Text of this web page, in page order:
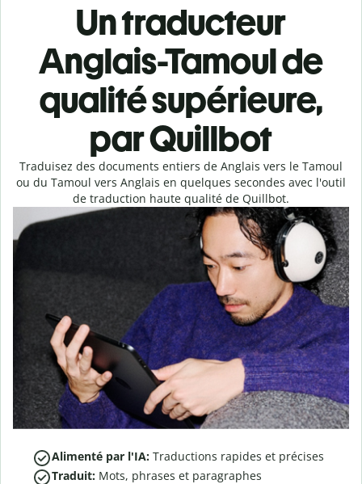
Un traducteur
Anglais-Tamoul de
qualité supérieure,
par Quillbot
Traduisez des documents entiers de Anglais vers le Tamoul
ou du Tamoul vers Anglais en quelques secondes avec l'outil
de traduction haute qualité de Quillbot.
Alimenté par l'IA: Traductions rapides et précises
Traduit: Mots, phrases et paragraphes